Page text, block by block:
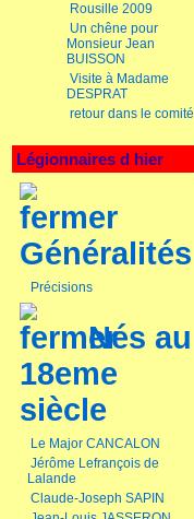
Rousille 2009
Un chêne pour
Monsieur Jean
BUISSON
Visite à Madame
DESPRAT
retour dans le comité
Légionnaires d hier
Généralités
Précisions
Nés au
18eme
siècle
Le Major CANCALON
Jérôme Lefrançois de
Lalande
Claude-Joseph SAPIN